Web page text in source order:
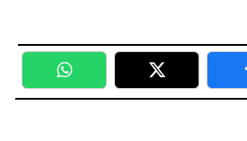
WhatsApp Twitter